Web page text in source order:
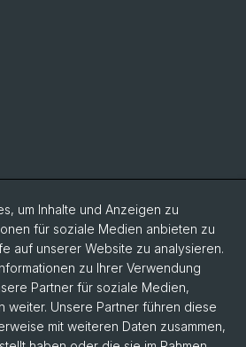
um Inhalte und Anzeigen zu
für soziale Medien anbieten zu
auf unserer Website zu analysieren.
zu Ihrer Verwendung
Partner für soziale Medien,
weiter. Unsere Partner führen diese
mit weiteren Daten zusammen,